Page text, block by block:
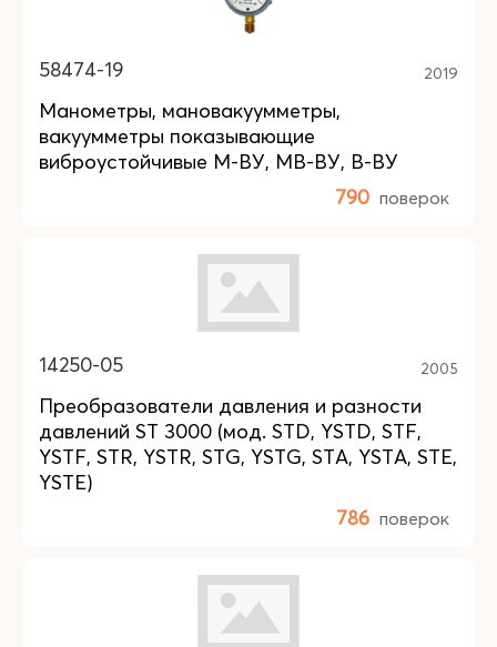
58474-19 2019
Манометры, мановакуумметры,
вакуумметры показывающие
виброустойчивые М-ВУ, МВ-ВУ, В-ВУ
790 поверок
14250-05 2005
Преобразователи давления и разности
давлений ST 3000 (мод. STD, YSTD, STF,
YSTF, STR, YSTR, STG, YSTG, STA, YSTA, STE,
YSTE)
786 поверок